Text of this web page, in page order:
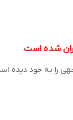
را به خود دیده